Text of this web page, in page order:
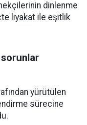
dinlenme
liyakat ile eşitlik
yürütülen
sürecine